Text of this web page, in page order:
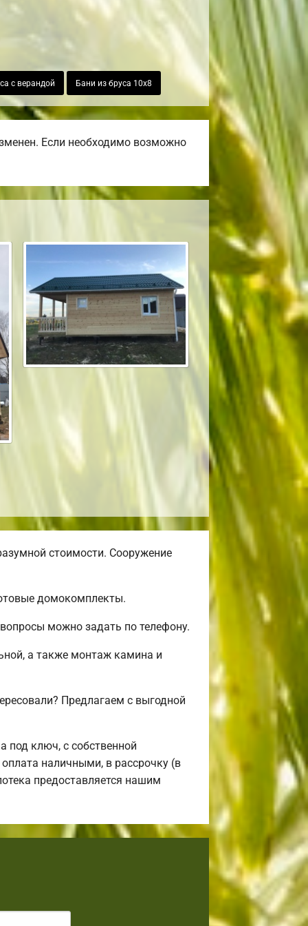
с верандой Бани из бруса 10х8
Если необходимо возможно
стоимости. Сооружение
домокомплекты.
можно задать по телефону.
а также монтаж камина и
Предлагаем с выгодной
ключ, с собственной
наличными, в рассрочку (в
предоставляется нашим